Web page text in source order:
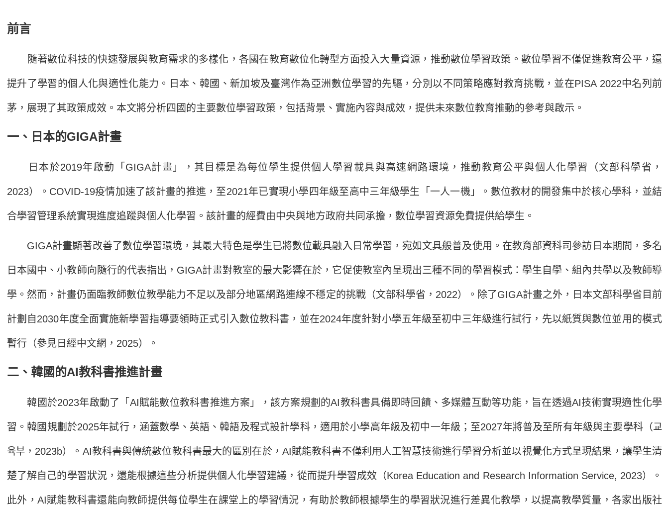
前言
隨著數位科技的快速發展與教育需求的多樣化，各國在教育數位化轉型方面投入大量資源，推動數位學習政策。數位學習不僅促進教育公平，還
提升了學習的個人化與適性化能力。日本、韓國、新加坡及臺灣作為亞洲數位學習的先驅，分別以不同策略應對教育挑戰，並在PISA 2022中名列前
茅，展現了其政策成效。本文將分析四國的主要數位學習政策，包括背景、實施內容與成效，提供未來數位教育推動的參考與啟示。
一、日本的GIGA計畫
日本於2019年啟動「GIGA計畫」，其目標是為每位學生提供個人學習載具與高速網路環境，推動教育公平與個人化學習（文部科學省，
2023）。COVID-19疫情加速了該計畫的推進，至2021年已實現小學四年級至高中三年級學生「一人一機」。數位教材的開發集中於核心學科，並結
合學習管理系統實現進度追蹤與個人化學習。該計畫的經費由中央與地方政府共同承擔，數位學習資源免費提供給學生。
GIGA計畫顯著改善了數位學習環境，其最大特色是學生已將數位載具融入日常學習，宛如文具般普及使用。在教育部資科司參訪日本期間，多名
日本國中、小教師向隨行的代表指出，GIGA計畫對教室的最大影響在於，它促使教室內呈現出三種不同的學習模式：學生自學、組內共學以及教師導
學。然而，計畫仍面臨教師數位教學能力不足以及部分地區網路連線不穩定的挑戰（文部科學省，2022）。除了GIGA計畫之外，日本文部科學省目前
計劃自2030年度全面實施新學習指導要領時正式引入數位教科書，並在2024年度針對小學五年級至初中三年級進行試行，先以紙質與數位並用的模式
暫行（參見日經中文網，2025）。
二、韓國的AI教科書推進計畫
韓國於2023年啟動了「AI賦能數位教科書推進方案」，該方案規劃的AI教科書具備即時回饋、多媒體互動等功能，旨在透過AI技術實現適性化學
習。韓國規劃於2025年試行，涵蓋數學、英語、韓語及程式設計學科，適用於小學高年級及初中一年級；至2027年將普及至所有年級與主要學科（교
육부 ， 2023b）。AI教科書與傳統數位教科書最大的區別在於，AI賦能教科書不僅利用人工智慧技術進行學習分析並以視覺化方式呈現結果，讓學生清
楚了解自己的學習狀況，還能根據這些分析提供個人化學習建議，從而提升學習成效（Korea Education and Research Information Service, 2023）。
此外，AI賦能教科書還能向教師提供每位學生在課堂上的學習情況，有助於教師根據學生的學習狀況進行差異化教學，以提高教學質量，各家出版社